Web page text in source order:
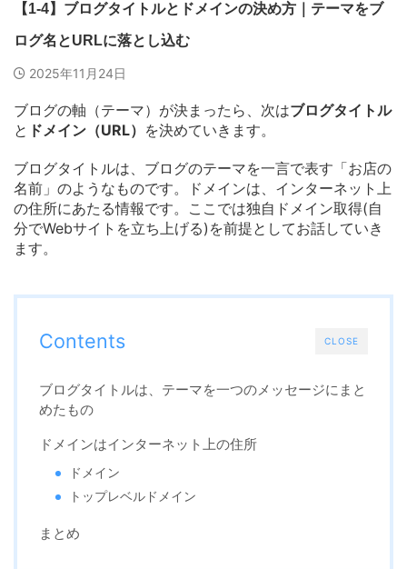
【1-4】ブログタイトルとドメインの決め方｜テーマをブ
ログ名とURLに落とし込む
2025年11月24日
ブログの軸（テーマ）が決まったら、次はブログタイトル
と ドメイン（URL） を決めていきます。
ブログタイトルは、ブログのテーマを一言で表す「お店の
名前」のようなものです。ドメインは、インターネット上
の住所にあたる情報です。ここでは独自ドメイン取得(自
分でWebサイトを立ち上げる)を前提としてお話していき
ます。
CLOSE
Contents
ブログタイトルは、テーマを一つのメッセージにまと
めたもの
ドメインはインターネット上の住所
ドメイン
トップレベルドメイン
まとめ